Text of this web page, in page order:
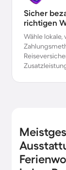
Sicher
richtigen
Wähle